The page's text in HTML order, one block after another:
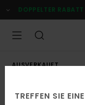
zur
Produktinformation
DOPPELTER RABATT
AUSVERKAUFT
TREFFEN SIE